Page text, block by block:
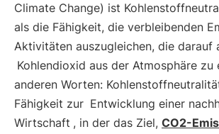
Climate Change) ist
als die Fähigkeit, die verbleibenden
Aktivitäten auszugleichen, die darauf
Kohlendioxid aus der Atmosphäre zu
anderen Worten:
Fähigkeit zur Entwicklung einer
Wirtschaft , in der das Ziel, CO2-